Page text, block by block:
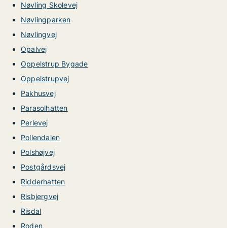
Nøvling Skolevej
Nøvlingparken
Nøvlingvej
Opalvej
Oppelstrup Bygade
Oppelstrupvej
Pakhusvej
Parasolhatten
Perlevej
Pollendalen
Polshøjvej
Postgårdsvej
Ridderhatten
Risbjergvej
Risdal
Roden